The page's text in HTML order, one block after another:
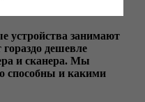
устройства занимают
дешевле
и сканера. Мы
способны и какими